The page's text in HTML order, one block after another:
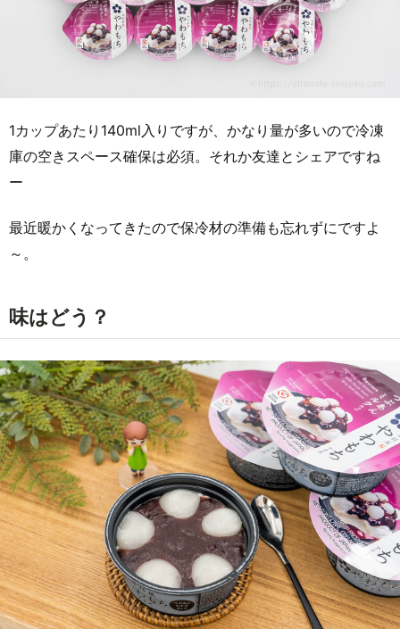
1カップあたり140ml入りですが、かなり量が多いので冷凍
庫の空きスペース確保は必須。それか友達とシェアですね
ー
最近暖かくなってきたので保冷材の準備も忘れずにですよ
～。
味はどう？